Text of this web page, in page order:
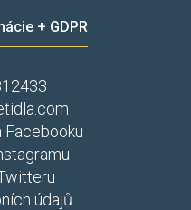
+ GDPR
Facebooku
údajů